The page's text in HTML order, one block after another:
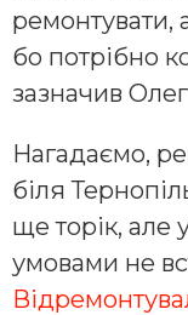
ремонтувати,
бо потрібно
зазначив
Нагадаємо,
біля
ще торік, але
умовами не